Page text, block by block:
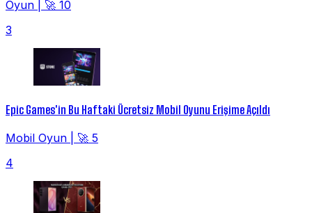
Oyun
🚀 10
3
Epic Games'in Bu Haftaki Ücretsiz Mobil Oyunu Erişime Açıldı
Mobil Oyun
🚀 5
4